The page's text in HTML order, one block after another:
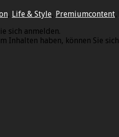
, Life & Style, Premiumcontent,
sich anmelden.
Inhalten haben, können Sie sich